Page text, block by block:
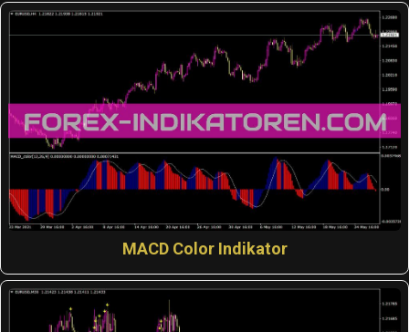
MACD Color Indikator